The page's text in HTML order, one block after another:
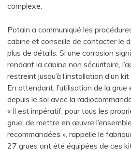
complexe.
Potain a communiqué les
cabine et conseille de contacter le
plus de détails. Si une corrosion
rendant la cabine non sécuritaire,
restreint jusqu’à l’installation d’un
En attendant, l’utilisation de la grue
depuis le sol avec la
« Il est impératif, pour tous les
grue, de mettre en œuvre
recommandées », rappelle le
27 grues ont été équipées de ces